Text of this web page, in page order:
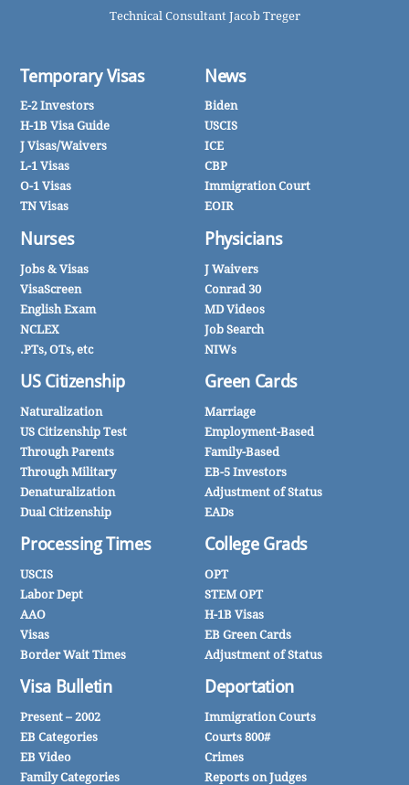
Mon - Fri: 9am - 5pm
All content Copyright ©
Technical Consultant Jacob Treger
News
Biden
USCIS
ICE
CBP
Immigration Court
Physicians
J Waivers
Conrad 30
MD Videos
Job Search
NIWs
Green Cards
Marriage
Employment-Based
Family-Based
EB-5 Investors
Adjustment of Status
EADs
College Grads
OPT
Temporary Visas
E-2 Investors
H-1B Visa Guide
J Visas/Waivers
L-1 Visas
O-1 Visas
Nurses
Jobs & Visas
VisaScreen
English Exam
NCLEX
PTs, OTs, etc.
US Citizenship
Naturalization
US Citizenship Test
Through Parents
Through Military
Denaturalization
Processing Times
USCIS